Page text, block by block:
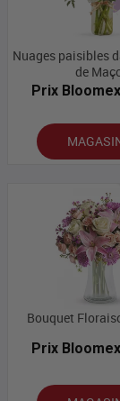
Nuages ​​paisibles
de
Prix
Bouquet
Prix